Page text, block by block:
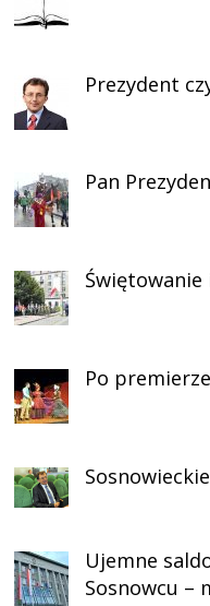
Prezydent
Pan
Po
Ujemne
Sosnowcu –